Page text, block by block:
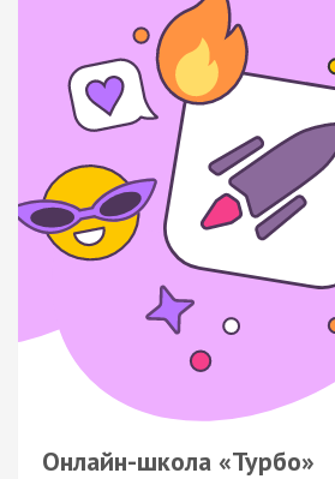
Онлайн-школа «Турбо»